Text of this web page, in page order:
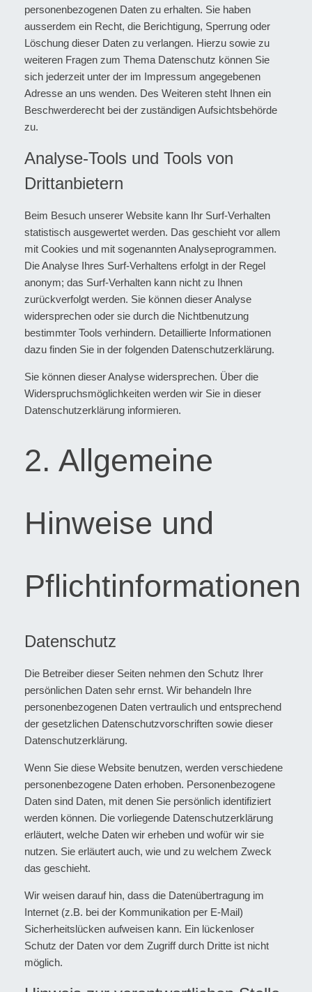
personenbezogenen Daten zu erhalten. Sie haben
ausserdem ein Recht, die Berichtigung, Sperrung oder
Löschung dieser Daten zu verlangen. Hierzu sowie zu
weiteren Fragen zum Thema Datenschutz können Sie
sich jederzeit unter der im Impressum angegebenen
Adresse an uns wenden. Des Weiteren steht Ihnen ein
Beschwerderecht bei der zuständigen Aufsichtsbehörde
zu.
Analyse-Tools und Tools von
Drittanbietern
Beim Besuch unserer Website kann Ihr Surf-Verhalten
statistisch ausgewertet werden. Das geschieht vor allem
mit Cookies und mit sogenannten Analyseprogrammen.
Die Analyse Ihres Surf-Verhaltens erfolgt in der Regel
anonym; das Surf-Verhalten kann nicht zu Ihnen
zurückverfolgt werden. Sie können dieser Analyse
widersprechen oder sie durch die Nichtbenutzung
bestimmter Tools verhindern. Detaillierte Informationen
dazu finden Sie in der folgenden Datenschutzerklärung.
Sie können dieser Analyse widersprechen. Über die
Widerspruchsmöglichkeiten werden wir Sie in dieser
Datenschutzerklärung informieren.
2. Allgemeine
Hinweise und
Pflichtinformationen
Datenschutz
Die Betreiber dieser Seiten nehmen den Schutz Ihrer
persönlichen Daten sehr ernst. Wir behandeln Ihre
personenbezogenen Daten vertraulich und entsprechend
der gesetzlichen Datenschutzvorschriften sowie dieser
Datenschutzerklärung.
Wenn Sie diese Website benutzen, werden verschiedene
personenbezogene Daten erhoben. Personenbezogene
Daten sind Daten, mit denen Sie persönlich identifiziert
werden können. Die vorliegende Datenschutzerklärung
erläutert, welche Daten wir erheben und wofür wir sie
nutzen. Sie erläutert auch, wie und zu welchem Zweck
das geschieht.
Wir weisen darauf hin, dass die Datenübertragung im
Internet (z.B. bei der Kommunikation per E-Mail)
Sicherheitslücken aufweisen kann. Ein lückenloser
Schutz der Daten vor dem Zugriff durch Dritte ist nicht
möglich.